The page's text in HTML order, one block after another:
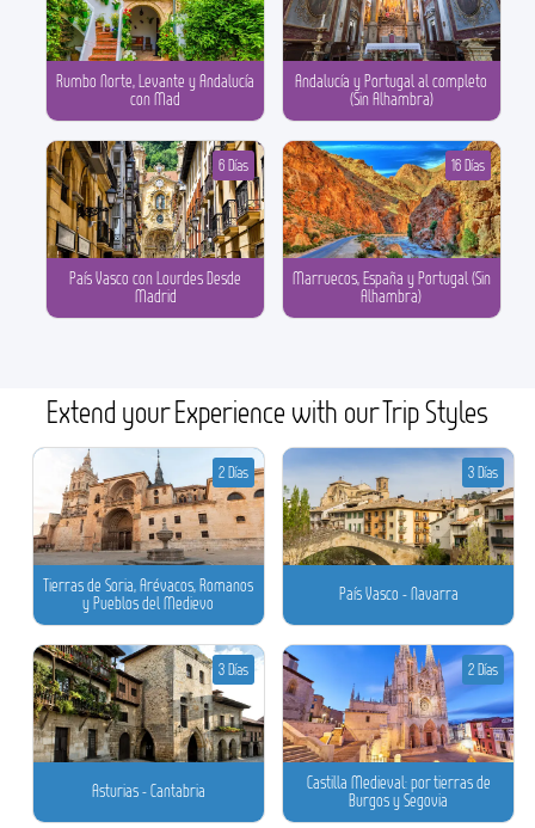
Rumbo Norte, Levante y Andalucía
con Mad
Andalucía y Portugal al completo
(Sin Alhambra)
País Vasco con Lourdes Desde
Madrid
6 Días
Marruecos, España y Portugal (Sin
Alhambra)
16 Días
Extend your Experience with our Trip Styles
Tierras de Soria, Arévacos, Romanos
y Pueblos del Medievo
2 Días
País Vasco - Navarra
3 Días
Asturias - Cantabria
3 Días
Castilla Medieval: por tierras de
Burgos y Segovia
2 Días